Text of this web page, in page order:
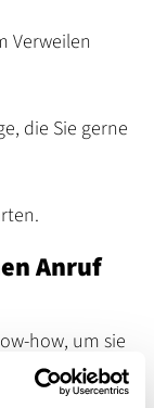
Verweilen
die Sie gerne
Anruf
how, um sie
heute für eine
gemeinsam